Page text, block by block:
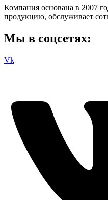
Компания основана в 2007
продукцию, обслуживает
Мы в соцсетях:
Vk